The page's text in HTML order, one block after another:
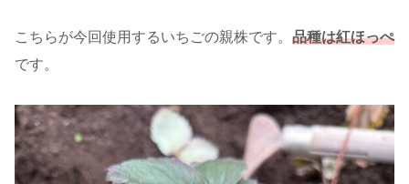
こちらが今回使用するいちごの親株です。 品種は紅ほっぺ
です。